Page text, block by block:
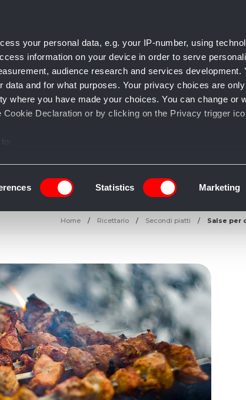
your personal data, e.g. your IP-number, using
information on your device in order to serve
audience research and services development.
data and for what purposes. Your privacy choices are only
where you have made your choices. You can change or
Declaration or by clicking on the Privacy trigger
scanning it for specific characteristics
combine it with other information that you’ve provided to
use of their services.
Statistics Marketing
Casa e arredo Gioielli Salute e bellezza
Home Ricettario Secondi piatti Salse per